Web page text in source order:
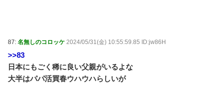
87: 名無しのコロッケ 2024/05/31(金) 10:55:59.85 ID:jw86H
>>83
日本にもごく稀に良い父親がいるよな
大半はパパ活買春ウハウハらしいが